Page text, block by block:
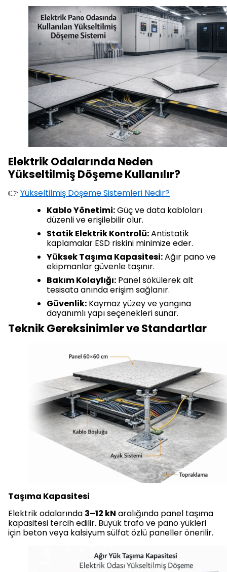
Elektrik Odalarında Neden
Yükseltilmiş Döşeme Kullanılır?
👉 Yükseltilmiş Döşeme Sistemleri Nedir?
Kablo Yönetimi:Güç ve data kabloları
düzenli ve erişilebilir olur.
Statik Elektrik Kontrolü:Antistatik
kaplamalar ESD riskini minimize eder.
Yüksek Taşıma Kapasitesi:Ağır pano ve
ekipmanlar güvenle taşınır.
Bakım Kolaylığı: Panel sökülerek alt
tesisata anında erişim sağlanır.
Güvenlik: Kaymaz yüzey ve yangına
dayanımlı yapı seçenekleri sunar.
Teknik Gereksinimler ve Standartlar
Taşıma Kapasitesi
Elektrik odalarında 3–12 kN aralığında panel taşıma
kapasitesi tercih edilir. Büyük trafo ve pano yükleri
için beton veya kalsiyum sülfat özlü paneller önerilir.